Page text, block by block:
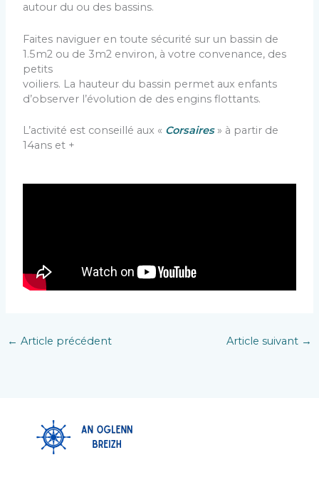
autour du ou des bassins.
Faites naviguer en toute sécurité sur un bassin de
1.5m2 ou de 3m2 environ, à votre convenance, des
petits
voiliers. La hauteur du bassin permet aux enfants
d’observer l’évolution de des engins flottants.
L’activité est conseillé aux « Corsaires» à partir de
14ans et +
← Article précédent Article suivant →